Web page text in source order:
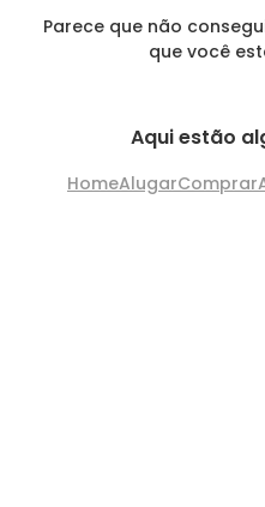
Parece que não
que você
Aqui estão
HomeAlugarComprar